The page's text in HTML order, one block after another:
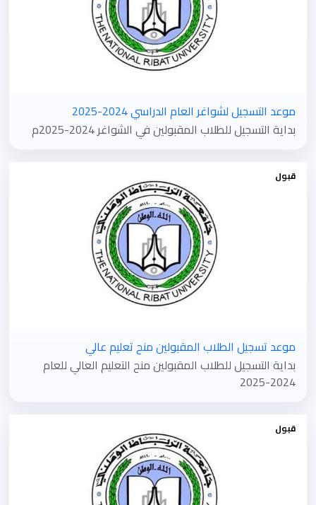
موعد التسجيل لشواغر العام الدراسي 2024-2025
بداية التسجيل للطلاب المقبولين في الشواغر 2024-2025م
قبول
موعد تسجيل الطلاب المقبولين منح تعليم عالي
بداية التسجيل للطلاب المقبولين منح التعليم العالي للعام
2024-2025
قبول